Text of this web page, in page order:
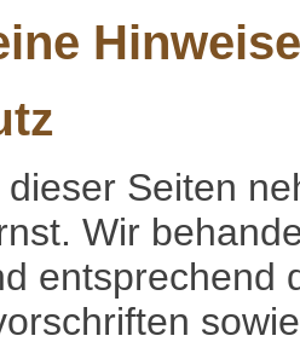
Seiten
Wir
entsprechend